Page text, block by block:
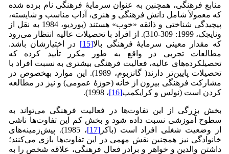
منابع فرهنگی، همچنین به عنوان سرمایۀ فرهنگی نام برده شده‌
که معمولاً شامل دانش فرهنگی و هنری، آداب مناسب و شایسته،
پیچیدگی شناختی و ذائقه «خوب» هستند (بوردیو، 1984 به نقل از
ون­ایجک، 1999: 309-310). از افراد با تحصیلات عالیه انتظار می‌رود
که مقدار معینی سرمایۀ فرهنگی بالا[15]
در اختیارشان باشد.
مطالعات تجربی در واقع به طور مکرر تأیید کرده‌ که
تحصیلکرده‌های عالیه، فعالیت فرهنگی ‌بیشتری به نسبت افراد با
تحصیلات پایین‌تر دارند( گانزبوم، 1989). این موارد به­خصوص در
مشارکت فرهنگی بیرون از خانه (حوزۀ عمومی) و نیز در مطالعه
کردن است (نولس و کرای­کمپ[16] ، 1998).
بخش بزرگی از این تفاوت‎‌ها در فعالیت فرهنگی می‌تواند به
سطوح آموزشی نسبت داده شود و بخش کم این تفاوت‌ها ناشی
از وضعیت شغلی افراد است (باکر[17]
، 1985). پیش‌زمینه‌های
خانوادگی نیز همچنین نقش مهمی در این تفاوت‌ها بازی می‌کنند؛
داشتن والدین و خواهر و برادر فعال فرهنگی، علاقه شخص را به